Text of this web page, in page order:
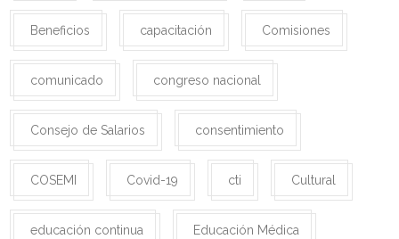
Beneficios capacitación Comisiones
comunicado congreso nacional
Consejo de Salarios consentimiento
COSEMI Covid-19 cti Cultural
educación continua Educación Médica